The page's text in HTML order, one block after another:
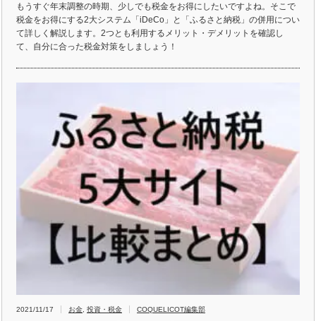
もうすぐ年末調整の時期、少しでも税金をお得にしたいですよね。そこで
税金をお得にする2大システム「iDeCo」と「ふるさと納税」の併用につい
て詳しく解説します。2つとも利用するメリット・デメリットを確認し
て、自分に合った税金対策をしましょう！
2021/11/17 お金 投資・税金 COQUELICOT編集部